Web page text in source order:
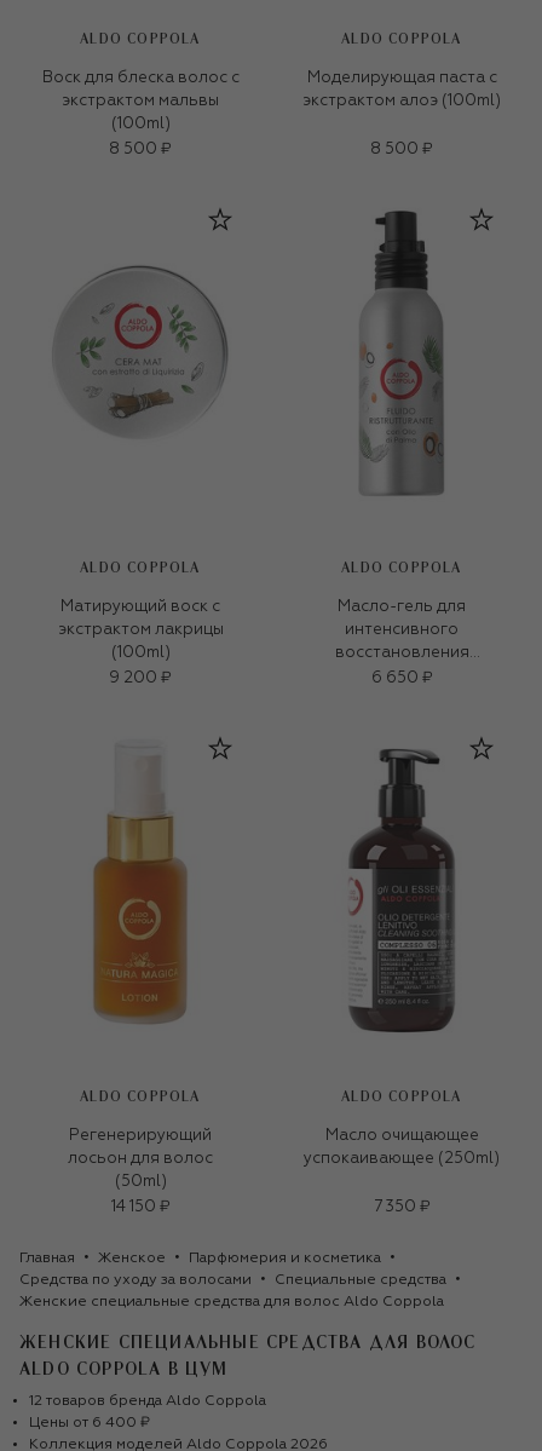
ALDO COPPOLA
Воск для блеска волос с
экстрактом мальвы
(100ml)
8 500 ₽
ALDO COPPOLA
Моделирующая паста с
экстрактом алоэ (100ml)
8 500 ₽
ALDO COPPOLA
Матирующий воск с
экстрактом лакрицы
(100ml)
9 200 ₽
ALDO COPPOLA
Масло-гель для
интенсивного
восстановления
волос(100ml)
6 650 ₽
ALDO COPPOLA
Регенерирующий
лосьон для волос
(50ml)
14 150 ₽
ALDO COPPOLA
Масло очищающее
успокаивающее (250ml)
7 350 ₽
Главная Женское
Парфюмерия и косметика
Средства по уходу за волосами
Специальные средства
Женские специальные средства для волос Aldo Coppola
ЖЕНСКИЕ СПЕЦИАЛЬНЫЕ СРЕДСТВА ДЛЯ ВОЛОС
ALDO COPPOLA
В ЦУМ
12 товаров бренда Aldo Coppola
Цены от 6 400 ₽
Коллекция моделей Aldo Coppola 2026